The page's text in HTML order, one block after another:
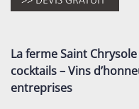
La ferme Saint
cocktails – Vins
entreprises